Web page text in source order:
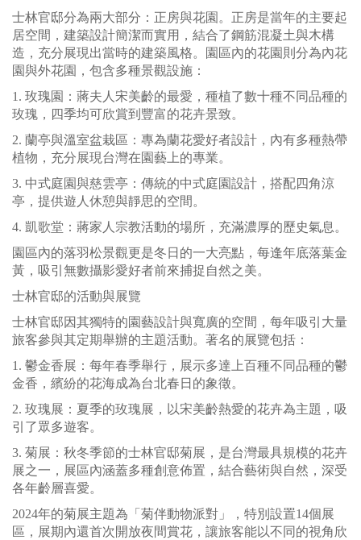
士林官邸分為兩大部分：正房與花園。正房是當年的主要起
居空間，建築設計簡潔而實用，結合了鋼筋混凝土與木構
造，充分展現出當時的建築風格。園區內的花園則分為內花
園與外花園，包含多種景觀設施：
1. 玫瑰園：蔣夫人宋美齡的最愛，種植了數十種不同品種的
玫瑰，四季均可欣賞到豐富的花卉景致。
2. 蘭亭與溫室盆栽區：專為蘭花愛好者設計，內有多種熱帶
植物，充分展現台灣在園藝上的專業。
3. 中式庭園與慈雲亭：傳統的中式庭園設計，搭配四角涼
亭，提供遊人休憩與靜思的空間。
4. 凱歌堂：蔣家人宗教活動的場所，充滿濃厚的歷史氣息。
園區內的落羽松景觀更是冬日的一大亮點，每逢年底落葉金
黃，吸引無數攝影愛好者前來捕捉自然之美。
士林官邸的活動與展覽
士林官邸因其獨特的園藝設計與寬廣的空間，每年吸引大量
旅客參與其定期舉辦的主題活動。著名的展覽包括：
1. 鬱金香展：每年春季舉行，展示多達上百種不同品種的鬱
金香，繽紛的花海成為台北春日的象徵。
2. 玫瑰展：夏季的玫瑰展，以宋美齡熱愛的花卉為主題，吸
引了眾多遊客。
3. 菊展：秋冬季節的士林官邸菊展，是台灣最具規模的花卉
展之一，展區內涵蓋多種創意佈置，結合藝術與自然，深受
各年齡層喜愛。
2024年的菊展主題為「菊伴動物派對」，特別設置14個展
區，展期內還首次開放夜間賞花，讓旅客能以不同的視角欣